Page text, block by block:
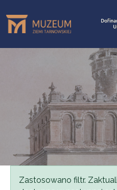
Komunikat
Zastosowano filtr.